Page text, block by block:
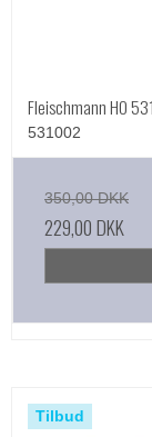
Fleischmann HO
531002
350,00 DKK
229,00 DKK
Tilbud